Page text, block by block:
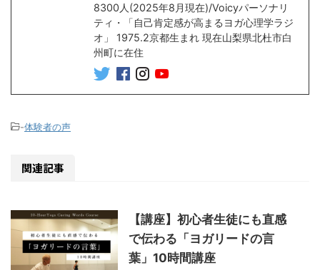
8300人(2025年8月現在)/Voicyパーソナリ
ティ・「自己肯定感が高まるヨガ心理学ラジ
オ」 1975.2京都生まれ 現在山梨県北杜市白
州町に在住
-体験者の声
関連記事
【講座】初心者生徒にも直感
で伝わる「ヨガリードの言
葉」10時間講座